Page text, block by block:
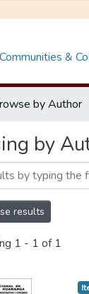
Communities &
by Author
by
results
1 - 1 of 1